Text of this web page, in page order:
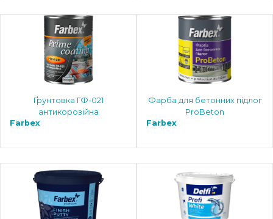
Ґрунтовка ГФ-021
антикорозійна
Farbex
Фарба для бетонних підлог
ProBeton
Farbex